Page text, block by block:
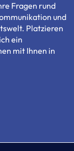
Fragen rund
und
Platzieren
ein
mit Ihnen in